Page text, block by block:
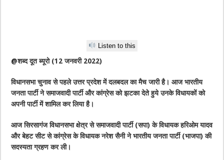
Listen to this
@शब्द दूत ब्यूरो (12 जनवरी 2022)
विधानसभा चुनाव से पहले उत्तर प्रदेश में दलबदल का मैच जारी है। आज भारतीय
जनता पार्टी ने समाजवादी पार्टी और कांग्रेस को झटका देते हुये उनके विधायकों को
अपनी पार्टी में शामिल कर लिया है।
आज सिरसागंज विधानसभा क्षेत्र से समाजवादी पार्टी (सपा) के विधायक हरिओम यादव
और बेहट सीट से कांग्रेस के विधायक नरेश सैनी ने भारतीय जनता पार्टी (भाजपा) की
सदस्यता ग्रहण कर ली।